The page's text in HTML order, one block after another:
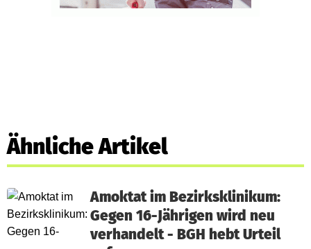
Ähnliche Artikel
Amoktat im Bezirksklinikum:
Gegen 16-Jährigen wird neu
verhandelt - BGH hebt Urteil